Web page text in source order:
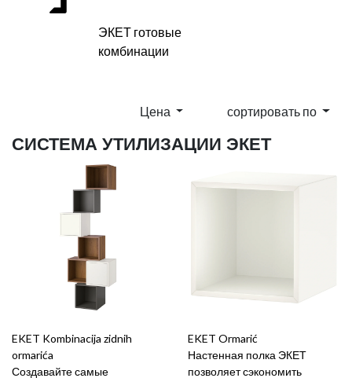
ЭКЕТ готовые
комбинации
Цена сортировать по
СИСТЕМА УТИЛИЗАЦИИ ЭКЕТ
EKET Kombinacija zidnih
ormarića
Создавайте самые
EKET Ormarić
Настенная полка ЭКЕТ
позволяет сэкономить